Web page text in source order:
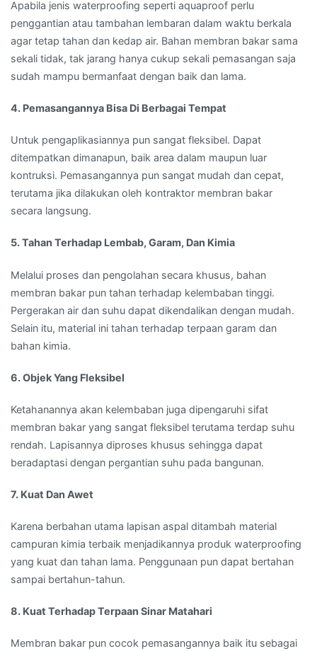
Apabila jenis waterproofing seperti aquaproof perlu
penggantian atau tambahan lembaran dalam waktu berkala
agar tetap tahan dan kedap air. Bahan membran bakar sama
sekali tidak, tak jarang hanya cukup sekali pemasangan saja
sudah mampu bermanfaat dengan baik dan lama.
4. Pemasangannya Bisa Di Berbagai Tempat
Untuk pengaplikasiannya pun sangat fleksibel. Dapat
ditempatkan dimanapun, baik area dalam maupun luar
kontruksi. Pemasangannya pun sangat mudah dan cepat,
terutama jika dilakukan oleh kontraktor membran bakar
secara langsung.
5. Tahan Terhadap Lembab, Garam, Dan Kimia
Melalui proses dan pengolahan secara khusus, bahan
membran bakar pun tahan terhadap kelembaban tinggi.
Pergerakan air dan suhu dapat dikendalikan dengan mudah.
Selain itu, material ini tahan terhadap terpaan garam dan
bahan kimia.
6. Objek Yang Fleksibel
Ketahanannya akan kelembaban juga dipengaruhi sifat
membran bakar yang sangat fleksibel terutama terdap suhu
rendah. Lapisannya diproses khusus sehingga dapat
beradaptasi dengan pergantian suhu pada bangunan.
7. Kuat Dan Awet
Karena berbahan utama lapisan aspal ditambah material
campuran kimia terbaik menjadikannya produk waterproofing
yang kuat dan tahan lama. Penggunaan pun dapat bertahan
sampai bertahun-tahun.
8. Kuat Terhadap Terpaan Sinar Matahari
Membran bakar pun cocok pemasangannya baik itu sebagai